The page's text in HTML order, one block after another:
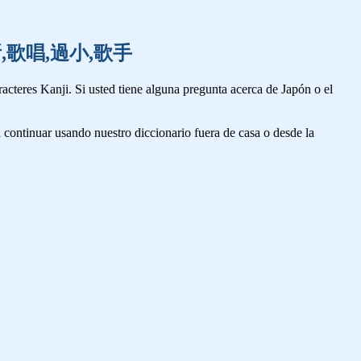
歌唱,過小,歌手
Kanji. Si usted tiene alguna pregunta acerca de Japón o el
usando nuestro diccionario fuera de casa o desde la